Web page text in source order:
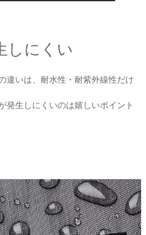
しにくい
違いは、耐水性・耐紫外線性だけ
発生しにくいのは嬉しいポイント